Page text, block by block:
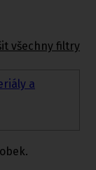
všechny filtry
a